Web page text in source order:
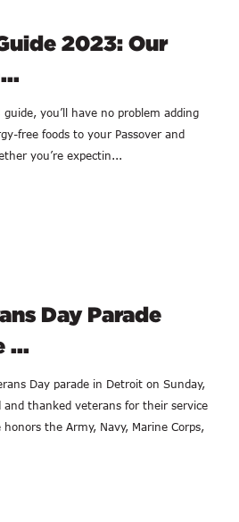
2023: Our
you’ll have no problem adding
free foods to your Passover and
you’re expectin...
Day Parade
...
Day parade in Detroit on Sunday,
and thanked veterans for their service
the Army, Navy, Marine Corps,